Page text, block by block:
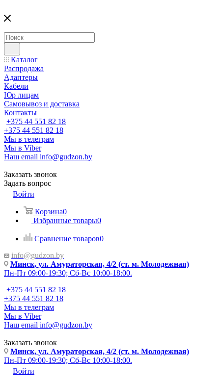
Каталог
Распродажа
Адаптеры
Кабели
Юр лицам
Самовывоз и доставка
Контакты
+375 44 551 82 18
+375 44 551 82 18
Мы в телеграм
Мы в Viber
Наш email info@gudzon.by
Заказать звонок
Задать вопрос
Войти
Корзина0
Избранные товары0
Сравнение товаров0
info@gudzon.by
Минск, ул. Амураторская, 4/2 (ст. м. Молодежная)
Пн-Пт 09:00-19:30; Сб-Вс 10:00-18:00.
+375 44 551 82 18
+375 44 551 82 18
Мы в телеграм
Мы в Viber
Наш email info@gudzon.by
Заказать звонок
Минск, ул. Амураторская, 4/2 (ст. м. Молодежная)
Пн-Пт 09:00-19:30; Сб-Вс 10:00-18:00.
Войти